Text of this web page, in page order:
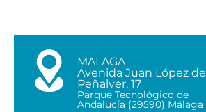
MALAGA
Avenida Juan López de
Peñalver, 17
Parque Tecnológico de
Andalucía (29590) Málaga